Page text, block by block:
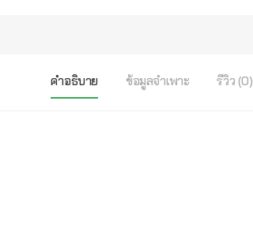
คำอธิบาย ข้อมูลจำเพาะ รีวิว (0)